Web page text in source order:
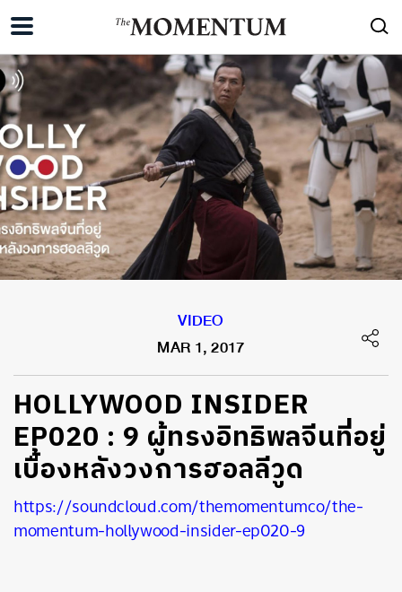
VIDEO
MAR 1, 2017
HOLLYWOOD INSIDER
EP020 : 9 ผู้ทรงอิทธิพลจีนที่อยู่
เบื้องหลังวงการฮอลลีวูด
https://soundcloud.com/themomentumco/the-
momentum-hollywood-insider-ep020-9